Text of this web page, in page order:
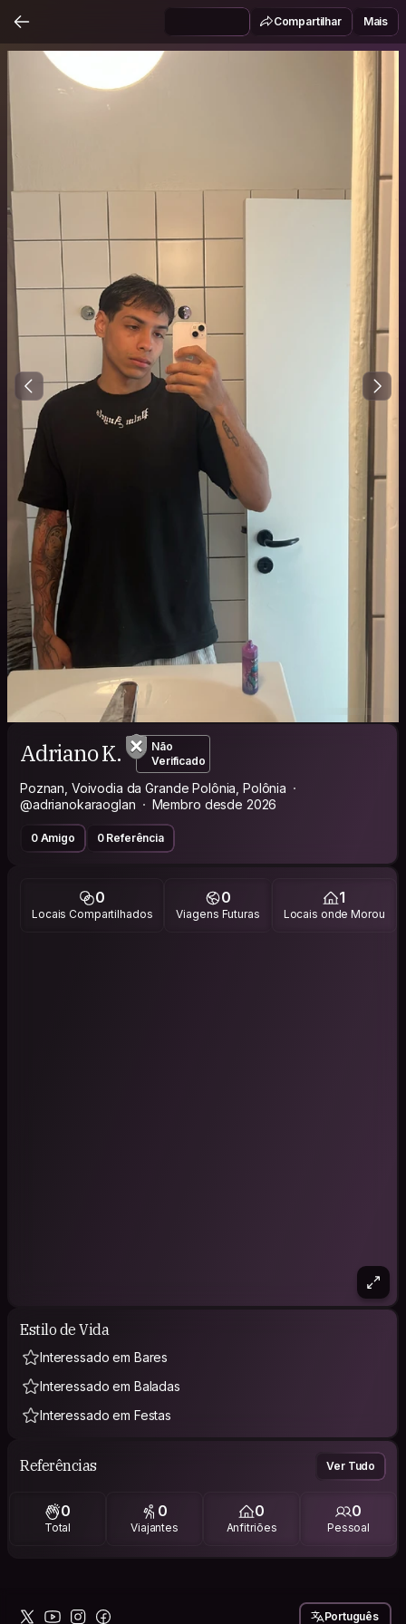
Compartilhar Mais
Adriano K.
Não
Verificado
Poznan, Voivodia da Grande Polônia, Polônia
@adrianokaraoglan
Membro desde 2026
0 Amigo 0 Referência
0
Locais Compartilhados
0
Viagens Futuras
1
Locais onde Morou
Estilo de Vida
Interessado em Bares
Interessado em Baladas
Interessado em Festas
Referências Ver Tudo
0
Total
0
Viajantes
0
Anfitriões
0
Pessoal
Português